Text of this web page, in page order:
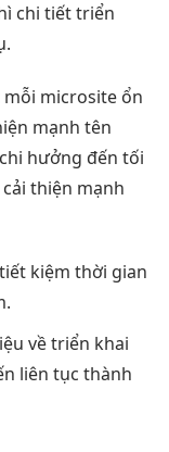
chi tiếttriển
mỗi microsite ổn
mạnh tên
hưởng đến tối
cải thiện mạnh
tiết kiệm thời gian
vềtriển khai
liên tục thành